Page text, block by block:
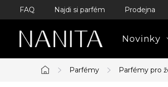
Přejít
obsah
FAQ Najdi si parfém Prodejna
Novinky
Domů
Parfémy Parfémy pro